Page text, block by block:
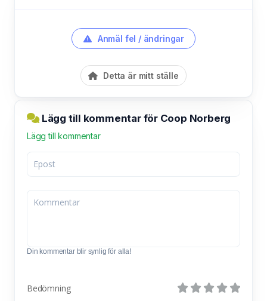
Anmäl fel / ändringar
Detta är mitt ställe
Lägg till kommentar för Coop Norberg
Lägg till kommentar
Din kommentar blir synlig för alla!
Bedömning